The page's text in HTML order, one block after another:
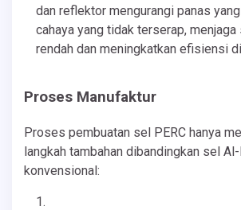
dan reflektor mengurangi panas
cahaya yang tidak terserap,
rendah dan meningkatkan efisiensi
Proses Manufaktur
Proses pembuatan sel PERC hanya
langkah tambahan dibandingkan sel
konvensional: